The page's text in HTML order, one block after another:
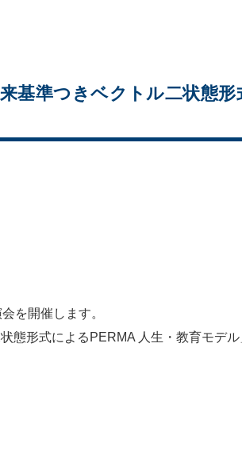
基準つきベクトル二状態
を開催します。
態形式によるPERMA 人生・教育モデ